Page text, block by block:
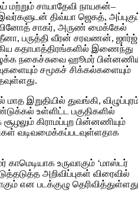
மற்றும் சாயாதேவி நாயகன்–
திவ்யா ஜெகத்,
சாகர், அருண் மைக்கேல்
பருத்தி வீரன் சரவணன், ஜார்ஜ்
கதாபாத்திரங்களில் இணைந்து
நகைச்சுவை ஹூமர்
சமூகச் சிக்கல்களையும்
மாத இறுதியில் துவங்கி,
உள்ளிட்ட பகுதிகளில்
கிராமப்புற பின்னணியும்
வடிவமைக்கப்படவுள்ளதாக
உருவாகும் ‘மாஸ்டர்
அறிவிப்புகள் விரைவில்
என படக்குழு